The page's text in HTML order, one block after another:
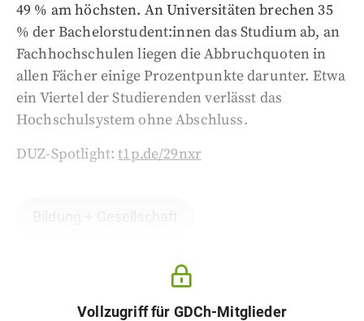
49 % am höchsten. An Universitäten brechen 35
% der Bachelorstudent:innen das Studium ab, an
Fachhochschulen liegen die Abbruchquoten in
allen Fächer einige Prozentpunkte darunter. Etwa
ein Viertel der Studierenden verlässt das
Hochschulsystem ohne Abschluss.
DUZ-Spotlight:t1p.de/29nxr
Vollzugriff für GDCh-Mitglieder